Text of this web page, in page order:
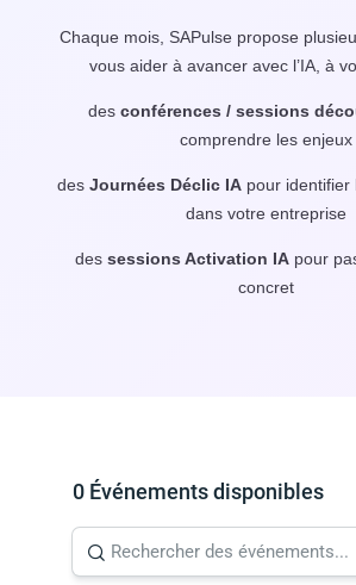
Chaque mois, SAPulse propose
vous aider à avancer avec l’IA, à
des conférences / sessions
comprendre les enjeux
desJournées Déclic IA pour identifier
dans votre entreprise
dessessions Activation IA pour
concret
0 Événements disponibles